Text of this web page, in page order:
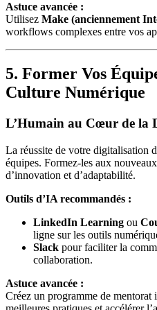
Astuce avancée :
Utilisez Make (anciennement
workflows complexes entre vos
5. Former Vos
Culture Numérique
L’Humain au Cœur de la
La réussite de votre digitalisation
équipes. Formez-les aux
d’innovation et d’adaptabilité.
Outils d’IA recommandés :
LinkedIn Learning ou
ligne sur les outils
Slack pour faciliter la
collaboration.
Astuce avancée :
Créez un programme de mentorat